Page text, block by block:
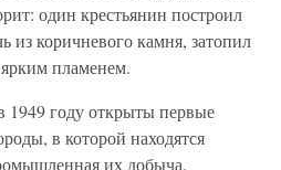
один крестьянин построил
из коричневого камня, затопил
пламенем.
1949 году открыты первые
в которой находятся
их добыча.